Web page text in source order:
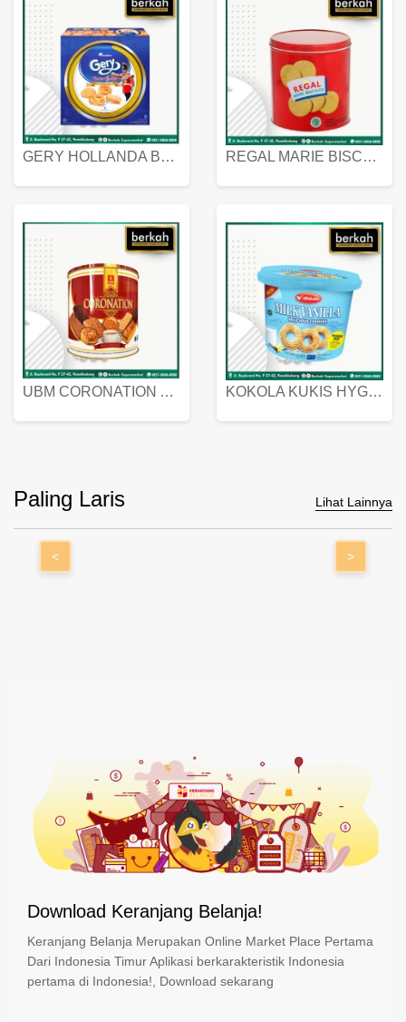
GERY HOLLANDA BUTTER COOKIES 450 GRAM REGAL MARIE BISCUIT KALENG 550 GRAM
UBM CORONATION ASSORTED BISKUIT KALENG 450 GRAM KOKOLA KUKIS HYGIENIC MILK VANILLA PACK 320 GR
Paling Laris Lihat Lainnya
< >
Download Keranjang Belanja!
Keranjang Belanja Merupakan Online Market Place Pertama
Dari Indonesia Timur Aplikasi berkarakteristik Indonesia
pertama di Indonesia!, Download sekarang